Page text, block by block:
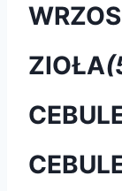
ZIOŁA